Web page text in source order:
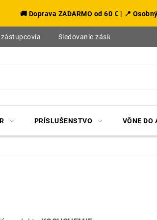
🚚 Doprava ZADARMO od 60 € | 📍
Sledovanie zásielky
PRÍSLUŠENSTVO VÔNE DO